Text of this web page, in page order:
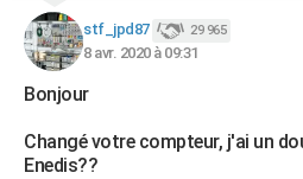
COPAINS D'AVANT
S'inscrire
Se connecter
Lycées
Collèges
Primaires
Universités
Entreprises
Service militaire
Avis de recherche
Bricolage
Lifestyle
Culture
Sport
Auto
Television
Voyage
Cinema
stf_jpd87 29 965
8 avr. 2020 à 09:31
Bonjour
Changé votre compteur, j'ai un
Enedis??